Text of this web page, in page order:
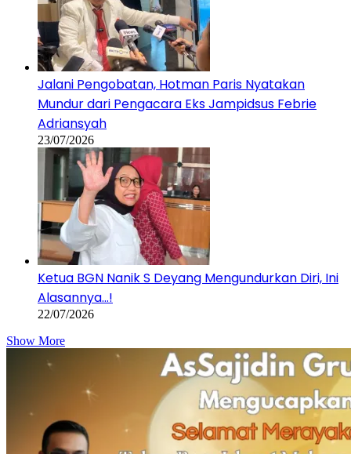
Jalani Pengobatan, Hotman Paris Nyatakan
Mundur dari Pengacara Eks Jampidsus Febrie
Adriansyah
23/07/2026
Ketua BGN Nanik S Deyang Mengundurkan Diri, Ini
Alasannya…!
22/07/2026
Show More